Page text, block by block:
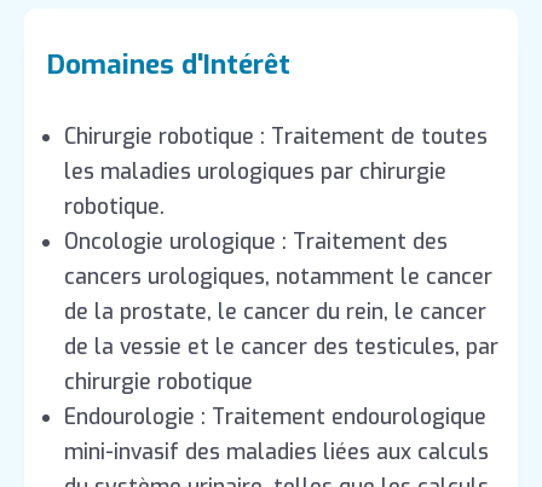
Domaines d'Intérêt
Chirurgie robotique : Traitement de toutes
les maladies urologiques par chirurgie
robotique.
Oncologie urologique : Traitement des
cancers urologiques, notamment le cancer
de la prostate, le cancer du rein, le cancer
de la vessie et le cancer des testicules, par
chirurgie robotique
Endourologie : Traitement endourologique
mini-invasif des maladies liées aux calculs